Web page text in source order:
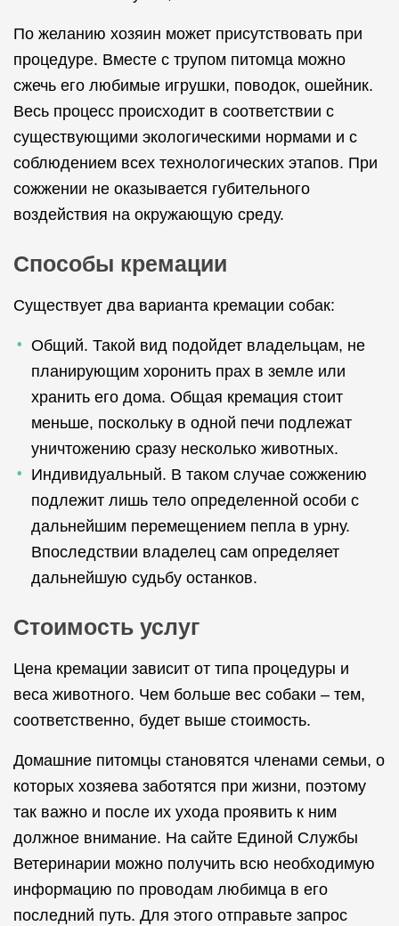
По желанию хозяин может присутствовать при
процедуре. Вместе с трупом питомца можно
сжечь его любимые игрушки, поводок, ошейник.
Весь процесс происходит в соответствии с
существующими экологическими нормами и с
соблюдением всех технологических этапов. При
сожжении не оказывается губительного
воздействия на окружающую среду.
Способы кремации
Существует два варианта кремации собак:
Общий. Такой вид подойдет владельцам, не
планирующим хоронить прах в земле или
хранить его дома. Общая кремация стоит
меньше, поскольку в одной печи подлежат
уничтожению сразу несколько животных.
Индивидуальный. В таком случае сожжению
подлежит лишь тело определенной особи с
дальнейшим перемещением пепла в урну.
Впоследствии владелец сам определяет
дальнейшую судьбу останков.
Стоимость услуг
Цена кремации зависит от типа процедуры и
веса животного. Чем больше вес собаки – тем,
соответственно, будет выше стоимость.
Домашние питомцы становятся членами семьи, о
которых хозяева заботятся при жизни, поэтому
так важно и после их ухода проявить к ним
должное внимание. На сайте Единой Службы
Ветеринарии можно получить всю необходимую
информацию по проводам любимца в его
последний путь. Для этого отправьте запрос